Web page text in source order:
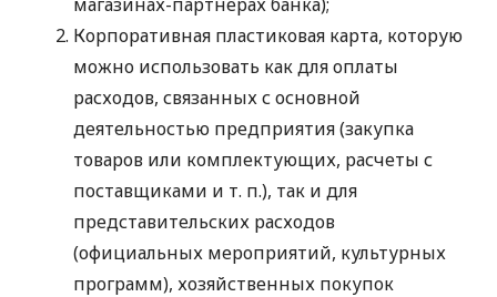
Корпоративная пластиковая карта, которую
можно использовать как для оплаты
расходов, связанных с основной
деятельностью предприятия (закупка
товаров или комплектующих, расчеты с
поставщиками и т. п.), так и для
представительских расходов
(официальных мероприятий, культурных
программ), хозяйственных покупок